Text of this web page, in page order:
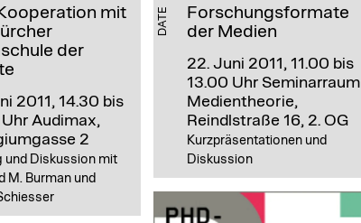
mit
der
2011, 14.30 bis
Audimax,
2
und Diskussion mit
M. Burman und
DATE
Forschungsformate
der Medien
22. Juni 2011, 11.00 bis
13.00 UhrSeminarraum
Medientheorie,
Reindlstraße 16, 2. OG
Kurzpräsentationen und
Diskussion